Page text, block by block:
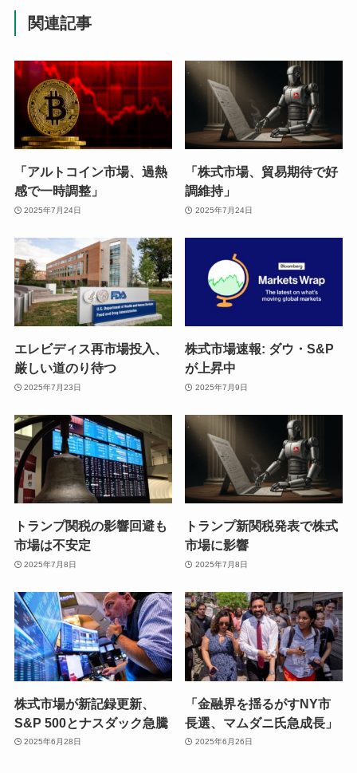
関連記事
「アルトコイン市場、過熱
感で一時調整」
2025年7月24日
「株式市場、貿易期待で好
調維持」
2025年7月24日
エレビディス再市場投入、
厳しい道のり待つ
2025年7月23日
株式市場速報: ダウ・S&P
が上昇中
2025年7月9日
トランプ関税の影響回避も
市場は不安定
2025年7月8日
トランプ新関税発表で株式
市場に影響
2025年7月8日
株式市場が新記録更新、
S&P 500とナスダック急騰
2025年6月28日
「金融界を揺るがすNY市
長選、マムダニ氏急成長」
2025年6月26日